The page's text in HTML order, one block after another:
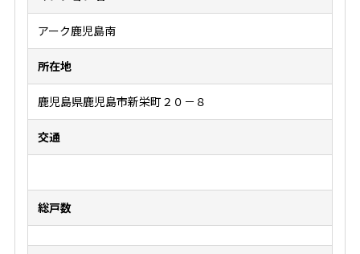
アーク鹿児島南
所在地
鹿児島県鹿児島市新栄町２０－８
交通
総戸数